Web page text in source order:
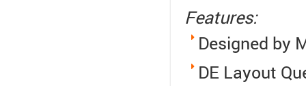
Features:
Designed by
DE Layout